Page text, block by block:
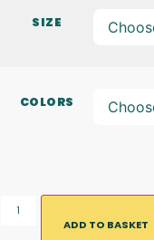
SIZE
COLORS
ADD TO BASKET